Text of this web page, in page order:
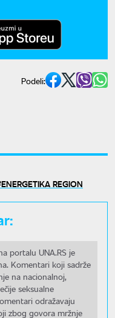
Podeli:
ENERGETIKA REGION
portalu UNA.RS je
Komentari koji sadrže
na nacionalnoj,
seksualne
odražavaju
zbog govora mržnje